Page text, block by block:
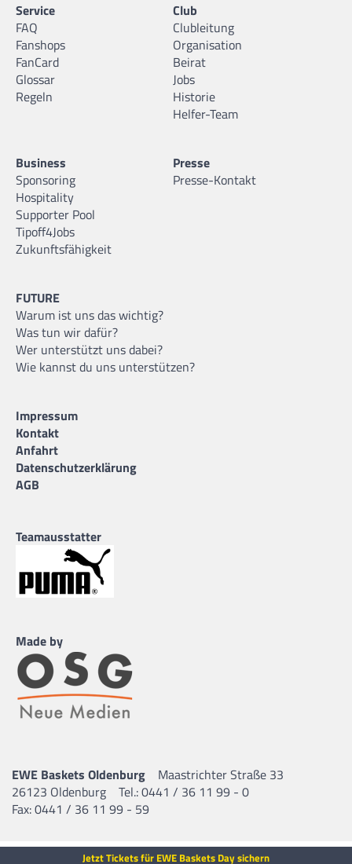
Jetzt Tickets für EWE Baskets Day sichern
Service
FAQ
Fanshops
FanCard
Glossar
Regeln
Club
Clubleitung
Organisation
Beirat
Jobs
Historie
Helfer-Team
Business
Sponsoring
Hospitality
Supporter Pool
Tipoff4Jobs
Zukunftsfähigkeit
Presse
Presse-Kontakt
FUTURE
Warum ist uns das wichtig?
Was tun wir dafür?
Wer unterstützt uns dabei?
Wie kannst du uns unterstützen?
Impressum
Kontakt
Anfahrt
Datenschutzerklärung
AGB
Teamausstatter
Made by
EWE Baskets Oldenburg
Maastrichter Straße 33
26123 Oldenburg
Tel.: 0441 / 36 11 99 - 0
Fax: 0441 / 36 11 99 - 59